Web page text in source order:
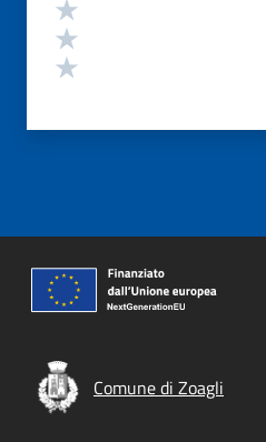
Comune di Zoagli